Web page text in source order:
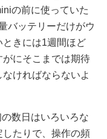
の前に使っていた
バッテリーだけがウ
ときには1週間ほど
にそこまでは期待
ければならないよ
数日はいろいろな
たりで、操作の頻